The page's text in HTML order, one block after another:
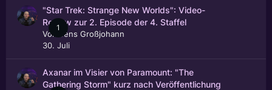
1
"Star Trek: Strange New Worlds": Video-
Review zur 2. Episode der 4. Staffel
Von
Jens Großjohann
30. Juli
Axanar im Visier von Paramount: "The
Gathering Storm" kurz nach Veröffentlichung